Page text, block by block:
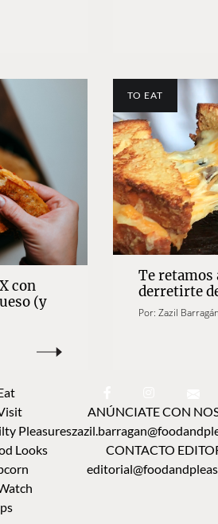
con
(y
TO EAT
Te retamos
derretirte
Por: Zazil Barragán
Pleasures
Looks
ANÚNCIATE CON
CONTACTO